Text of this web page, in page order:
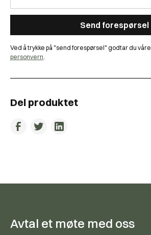
Ved å trykke på "send forespørsel" godtar du våre
personvern.
Del produktet
Avtal et møte med oss